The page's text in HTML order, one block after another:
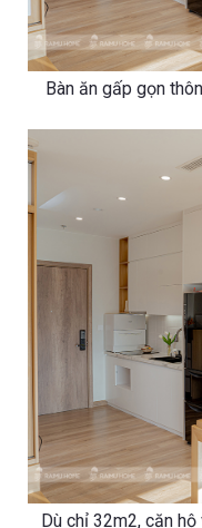
Bàn ăn gấp gọn
Dù chỉ 32m2, căn